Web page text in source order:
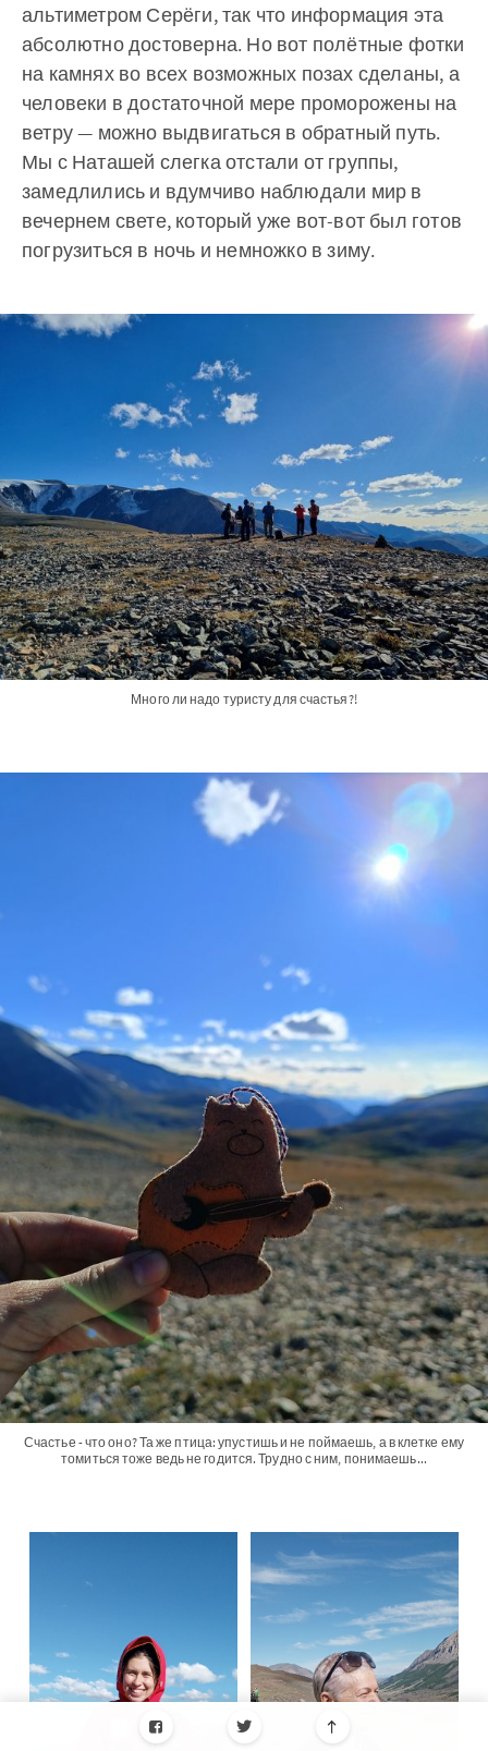
альтиметром Серёги, так что информация эта
абсолютно достоверна. Но вот полётные фотки
на камнях во всех возможных позах сделаны, а
человеки в достаточной мере проморожены на
ветру — можно выдвигаться в обратный путь.
Мы с Наташей слегка отстали от группы,
замедлились и вдумчиво наблюдали мир в
вечернем свете, который уже вот-вот был готов
погрузиться в ночь и немножко в зиму.
Много ли надо туристу для счастья?!
Счастье - что оно? Та же птица: упустишь и не поймаешь, а в клетке ему
томиться тоже ведь не годится. Трудно с ним, понимаешь...